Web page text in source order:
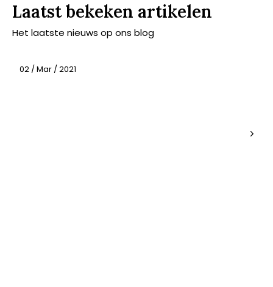
Laatst bekeken artikelen
Het laatste nieuws op ons blog
02 / Mar / 2021